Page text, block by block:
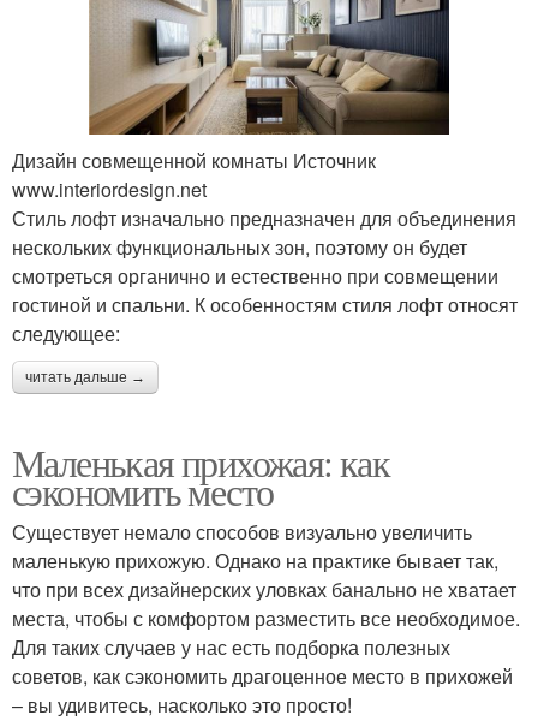
Дизайн совмещенной комнаты Источник
www.interiordesign.net
Стиль лофт изначально предназначен для объединения
нескольких функциональных зон, поэтому он будет
смотреться органично и естественно при совмещении
гостиной и спальни. К особенностям стиля лофт относят
следующее:
читать дальше →
Маленькая прихожая: как
сэкономить место
Существует немало способов визуально увеличить
маленькую прихожую. Однако на практике бывает так,
что при всех дизайнерских уловках банально не хватает
места, чтобы с комфортом разместить все необходимое.
Для таких случаев у нас есть подборка полезных
советов, как сэкономить драгоценное место в прихожей
– вы удивитесь, насколько это просто!